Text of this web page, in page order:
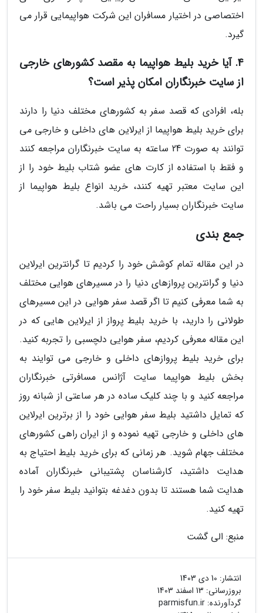
اختصاصی در اختیار مسافران این شرکت هواپیمایی قرار می
گیرد.
4. آیا خرید بلیط هواپیما به مقصد کشورهای خارجی
از سایت خبرنگاران امکان پذیر است؟
بله، افرادی که قصد سفر به کشورهای مختلف دنیا را دارند
برای خرید بلیط هواپیما از ایرلاین های داخلی و خارجی می
توانند به صورت 24 ساعته به سایت خبرنگاران مراجعه کنند
و فقط با استفاده از کارت های عضو شتاب بلیط خود را از
این سایت معتبر تهیه کنند، خرید انواع بلیط هواپیما از
سایت خبرنگاران بسیار راحت می باشد.
جمع بندی
در این مقاله تمام کوشش خود را کردیم تا گرانترین ایرلاین
دنیا و گرانترین پروازهای دنیا را در مسیرهای هوایی مختلف
به شما معرفی کنیم تا اگر قصد سفر هوایی در این مسیرهای
طولانی را دارید، با خرید بلیط پرواز از ایرلاین هایی که در
این مقاله معرفی کردیم، سفر هوایی دلچسبی را تجربه کنید.
برای خرید بلیط پروازهای داخلی و خارجی می توایند به
بخش بلیط هواپیما سایت آژانس مسافرتی خبرنگاران
مراجعه کنید و با چند کلیک ساده در هر ساعتی از شبانه روز
که تمایل داشتید بلیط سفر هوایی خود را از برترین ایرلاین
های داخلی و خارجی تهیه نموده و از ایران راهی کشورهای
مختلف جهام شوید. هر زمانی که برای خرید بلیط احتیاج به
هدایت داشتید، کارشناسان پشتیبانی خبرنگاران آماده
هدایت شما هستند تا بدون دغدغه بتوانید بلیط سفر خود را
تهیه کنید.
منبع: الی گشت
انتشار: 10 دی 1403
بروزرسانی: 13 اسفند 1403
گردآورنده: parmisfun.ir